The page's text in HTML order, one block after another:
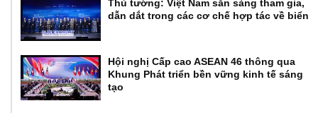
Thủ tướng: Việt Nam sẵn sàng tham gia,
dẫn dắt trong các cơ chế hợp tác về biển
Hội nghị Cấp cao ASEAN 46 thông qua
Khung Phát triển bền vững kinh tế sáng
tạo